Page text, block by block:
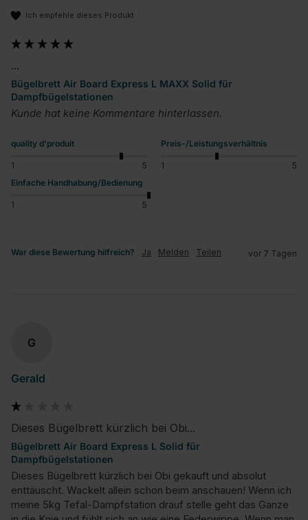
Ich empfehle dieses Produkt
...
Bügelbrett Air Board Express L MAXX Solid für
Dampfbügelstationen
Kunde hat keine Kommentare hinterlassen.
quality d'produit
1 5
Preis-/Leistungsverhältnis
1
5
Einfache Handhabung/Bedienung
1 5
War diese Bewertung hilfreich? Ja Melden Teilen vor 7 Tagen
G
Gerald
Dieses Bügelbrett kürzlich bei Obi...
Bügelbrett Air Board Express L Solid für
Dampfbügelstationen
Dieses Bügelbrett kürzlich bei Obi gekauft und absolut
enttäuscht. Wackelt allein schon beim anschauen! Wenn ich
meine 5kg Tefal-Dampfstation drauf stelle geht das Ganze